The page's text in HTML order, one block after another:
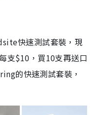
快速測試套裝，現
支$10，買10支再送口
的快速測試套裝，